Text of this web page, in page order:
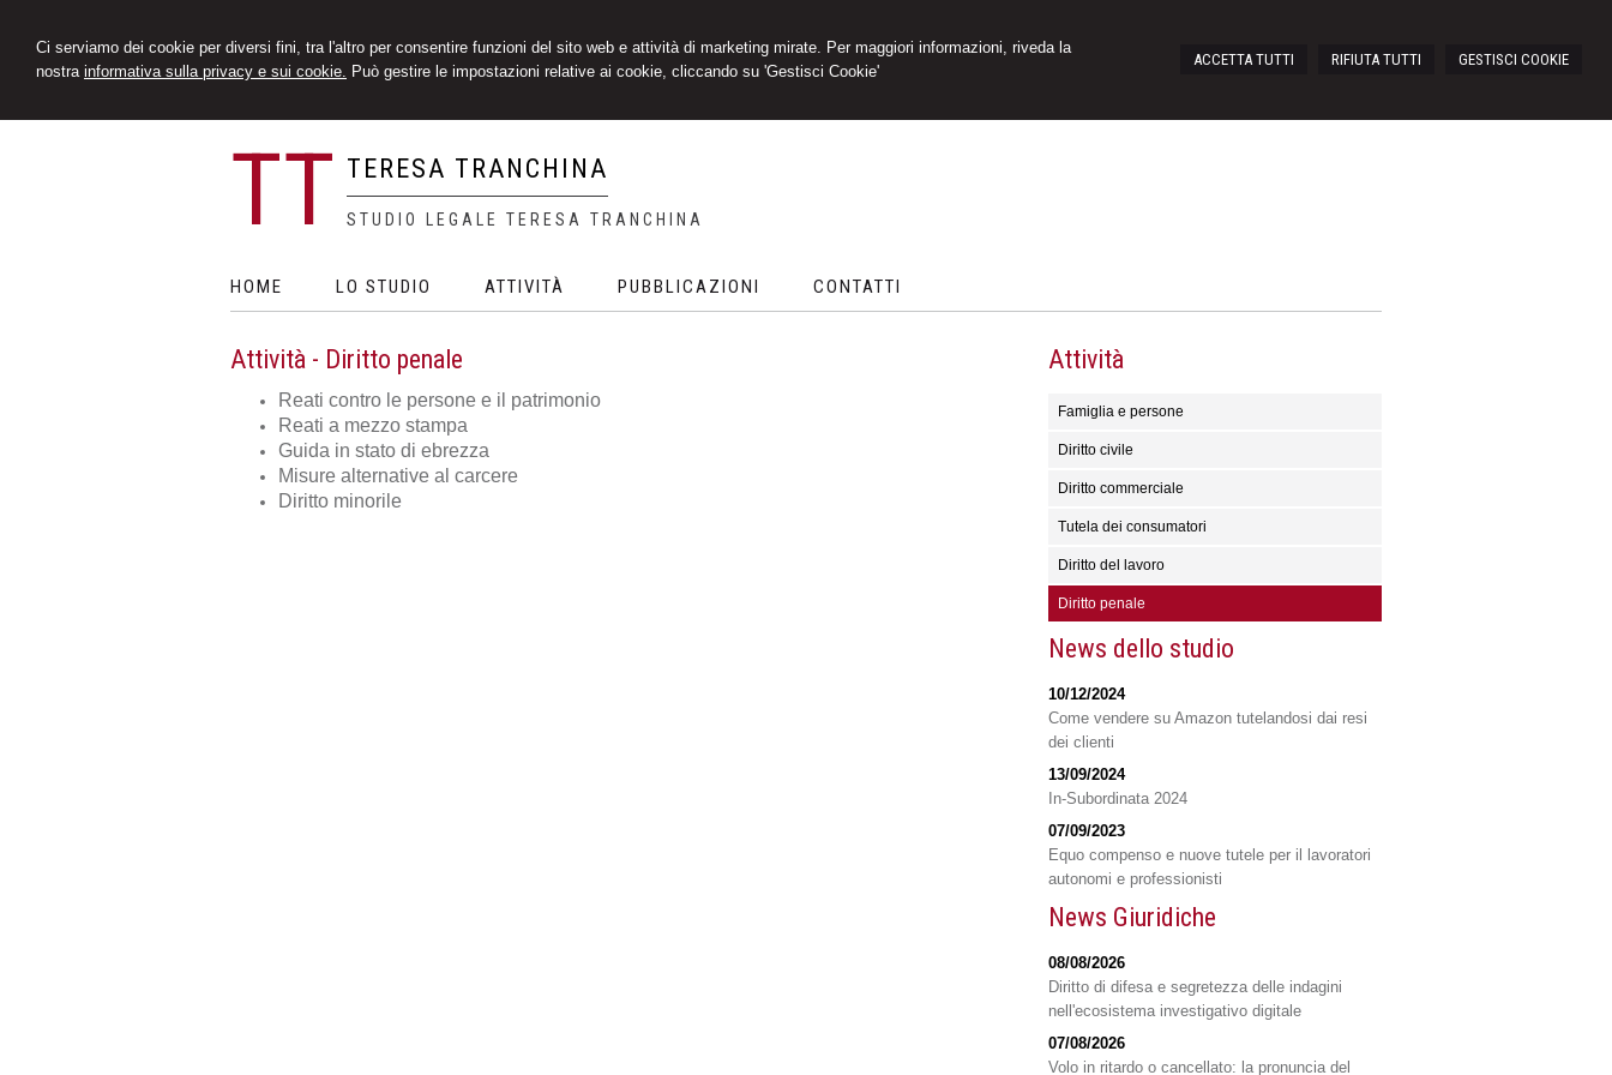
Ci serviamo dei cookie per diversi fini, tra l'altro per consentire funzioni del sito web e attività di marketing mirate. Per maggiori informazioni, riveda la
nostra informativa sulla privacy e sui cookie. Può gestire le impostazioni relative ai cookie, cliccando su 'Gestisci Cookie'
ACCETTA TUTTI RIFIUTA TUTTI GESTISCI COOKIE
TT TERESA TRANCHINA
STUDIO LEGALE TERESA TRANCHINA
HOME LO STUDIO ATTIVITÀ PUBBLICAZIONI CONTATTI
Attività - Diritto penale
Reati contro le persone e il patrimonio
Reati a mezzo stampa
Guida in stato di ebrezza
Misure alternative al carcere
Diritto minorile
Attività
Famiglia e persone
Diritto civile
Diritto commerciale
Tutela dei consumatori
Diritto del lavoro
Diritto penale
News dello studio
10/12/2024
Come vendere su Amazon tutelandosi dai resi
dei clienti
13/09/2024
In-Subordinata 2024
07/09/2023
Equo compenso e nuove tutele per il lavoratori
autonomi e professionisti
News Giuridiche
08/08/2026
Diritto di difesa e segretezza delle indagini
nell'ecosistema investigativo digitale
07/08/2026
Volo in ritardo o cancellato: la pronuncia del